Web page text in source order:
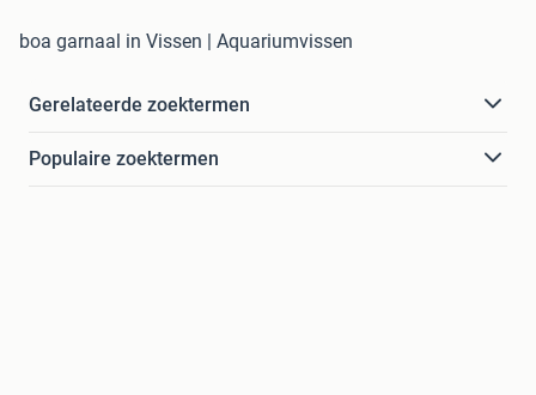
boa garnaal in Vissen | Aquariumvissen
Gerelateerde zoektermen
Populaire zoektermen